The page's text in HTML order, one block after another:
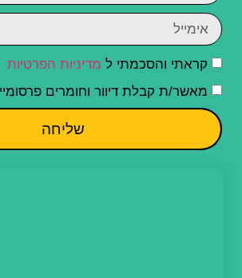
קראתי והסכמתי ל מדיניות הפרטיות
מאשר/ת קבלת דיוור וחומרים
שליחה